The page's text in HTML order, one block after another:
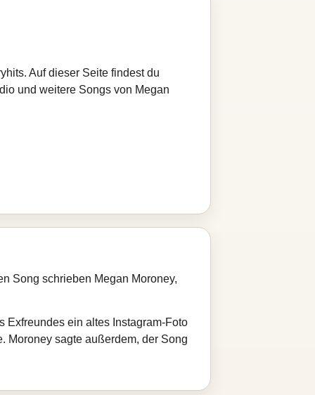
Auf dieser Seite findest du
und weitere Songs von Megan
Song schrieben Megan Moroney,
ein altes Instagram‑Foto
Moroney sagte außerdem, der Song